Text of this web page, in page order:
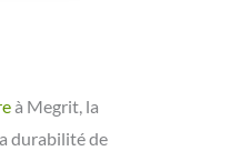
à Megrit, la
durabilité de